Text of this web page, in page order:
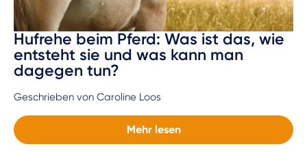
Hufrehe beim Pferd: Was ist das, wie
entsteht sie und was kann man
dagegen tun?
Geschrieben von Caroline Loos
Mehr lesen